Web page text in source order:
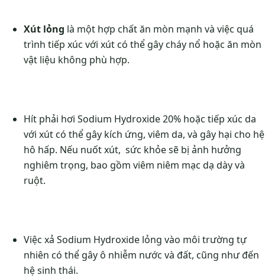
Xút lỏng là một hợp chất ăn mòn mạnh và việc quá
trình tiếp xúc với xút có thể gây cháy nổ hoặc ăn mòn
vật liệu không phù hợp.
Hít phải hơi Sodium Hydroxide 20% hoặc tiếp xúc da
với xút có thể gây kích ứng, viêm da, và gây hại cho hệ
hô hấp. Nếu nuốt xút, sức khỏe sẽ bị ảnh hưởng
nghiêm trọng, bao gồm viêm niêm mạc dạ dày và
ruột.
Việc xả Sodium Hydroxide lỏng vào môi trường tự
nhiên có thể gây ô nhiễm nước và đất, cũng như đến
hệ sinh thái.